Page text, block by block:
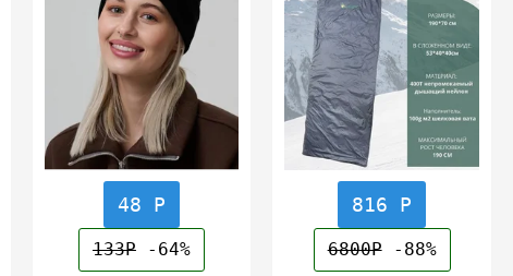
48 Р
133Р-64%
816 Р
6800Р-88%